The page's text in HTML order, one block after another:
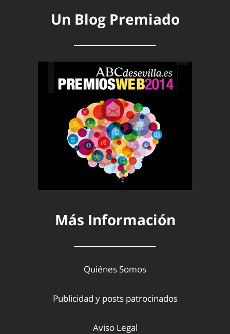
Un Blog Premiado
Más Información
Quiénes Somos
Publicidad y posts patrocinados
Aviso Legal